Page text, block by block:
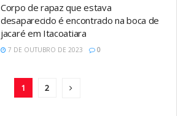
Corpo de rapaz que estava
desaparecido é encontrado na boca de
jacaré em Itacoatiara
7 DE OUTUBRO DE 2023 0
1 2